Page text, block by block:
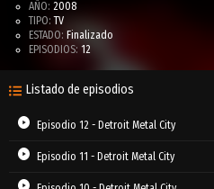
AÑO: 2008
TIPO: TV
ESTADO: Finalizado
EPISODIOS: 12
Listado de episodios
Episodio 12 - Detroit Metal City
Episodio 11 - Detroit Metal City